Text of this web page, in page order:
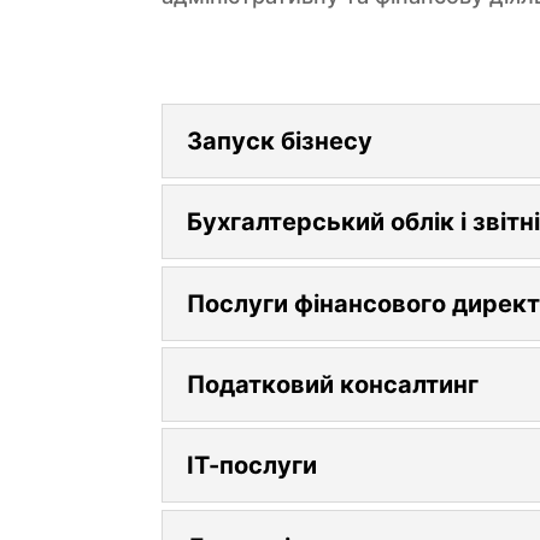
Запуск бізнесу
Бухгалтерський облік і
Послуги фінансового
Податковий консалтинг
ІТ-послуги